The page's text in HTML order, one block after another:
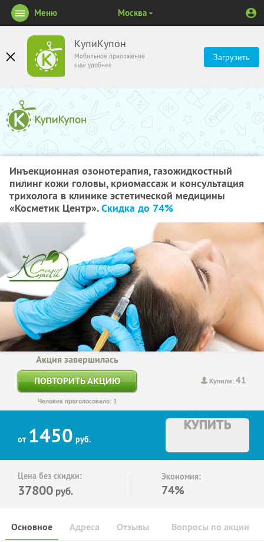
КупиКупон
Мобильное приложение
ещё удобнее
Загрузить
Меню Москва
Инъекционная озонотерапия, газожидкостный
пилинг кожи головы, криомассаж и консультация
трихолога в клинике эстетической медицины
«Косметик Центр».Скидка до 74%
Купили:41
Акция завершилась
ПОВТОРИТЬ АКЦИЮ
Человек проголосовало: 1
от 1450 руб.
КУПИТЬ
Цена без скидки:
37800 руб.
Экономия:
74%
Основное Отзывы Вопросы по акции
Адреса